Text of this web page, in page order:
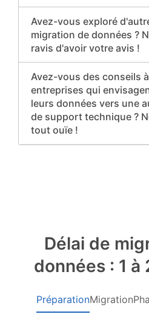
Avez-vous exploré
migration de données ?
ravis d'avoir votre avis !
Avez-vous des conseils
entreprises qui
leurs données vers une
de support technique ?
tout ouïe !
Délai de
données : 1 à
PréparationMigration